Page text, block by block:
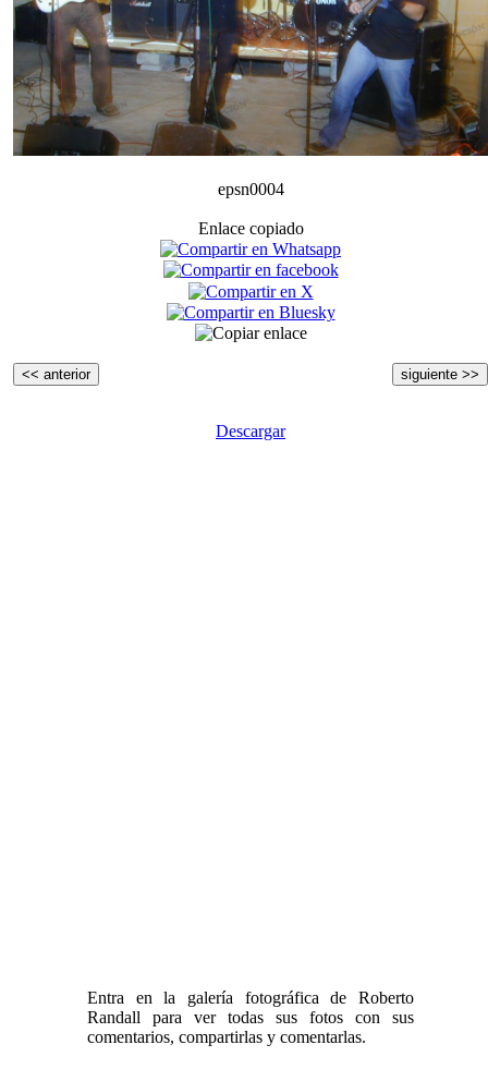
epsn0004
Enlace copiado
<< anterior siguiente >>
Descargar
Entra en la galería fotográfica de Roberto
Randall para ver todas sus fotos con sus
comentarios, compartirlas y comentarlas.